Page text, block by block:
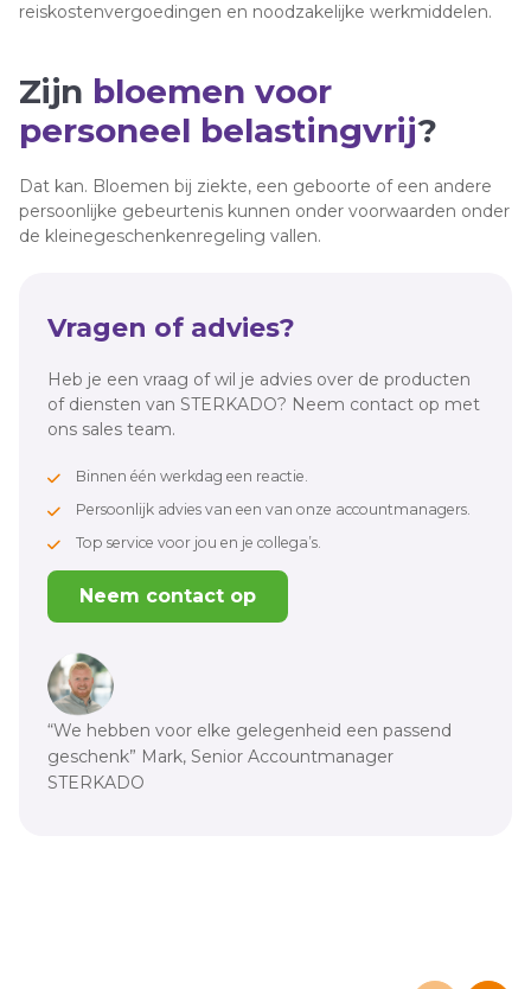
reiskostenvergoedingen en noodzakelijke werkmiddelen.
Zijn bloemen voor
personeel belastingvrij?
Dat kan. Bloemen bij ziekte, een geboorte of een andere
persoonlijke gebeurtenis kunnen onder voorwaarden onder
de kleinegeschenkenregeling vallen.
Vragen of advies?
Heb je een vraag of wil je advies over de producten
of diensten van STERKADO? Neem contact op met
ons sales team.
Binnen één werkdag een reactie.
Persoonlijk advies van een van onze accountmanagers.
Top service voor jou en je collega’s.
Neem contact op
“We hebben voor elke gelegenheid een passend
geschenk” Mark, Senior Accountmanager
STERKADO